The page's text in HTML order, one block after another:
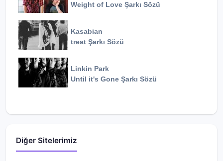
Weight of Love Şarkı Sözü
Kasabian
treat Şarkı Sözü
Linkin Park
Until it's Gone Şarkı Sözü
Diğer Sitelerimiz